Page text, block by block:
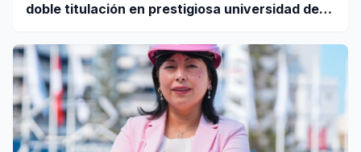
doble titulación en prestigiosa universidad de